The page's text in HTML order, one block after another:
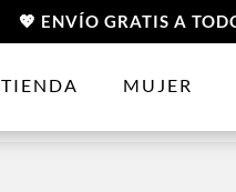
💖 ENVÍO GRATIS A
TIENDA MUJER